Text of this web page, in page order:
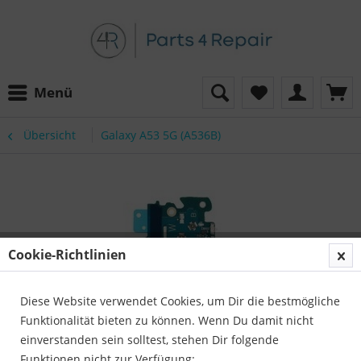
Menü
Übersicht Galaxy A53 5G (A536B)
Cookie-Richtlinien
Diese Website verwendet Cookies, um Dir die bestmögliche
Funktionalität bieten zu können. Wenn Du damit nicht
einverstanden sein solltest, stehen Dir folgende